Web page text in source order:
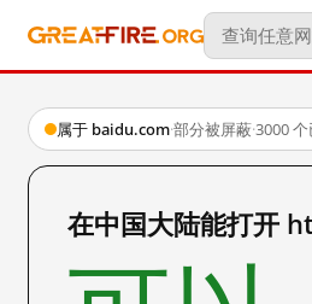
属于 baidu.com·部分被屏蔽·3000
在中国大陆能打开